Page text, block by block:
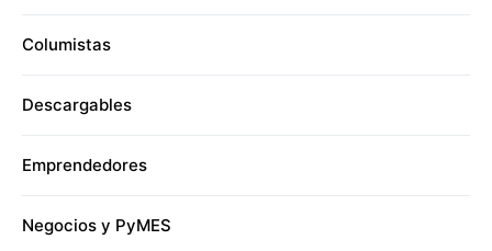
Columistas
Descargables
Emprendedores
Negocios y PyMES